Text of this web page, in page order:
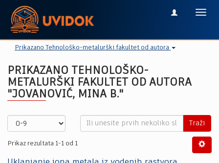
Prikazano Tehnološko-metalurški fakultet od autora
PRIKAZANO TEHNOLOŠKO-
METALURŠKI FAKULTET OD AUTORA
"JOVANOVIĆ, MINA B."
Traži
Prikaz rezultata 1-1 od 1